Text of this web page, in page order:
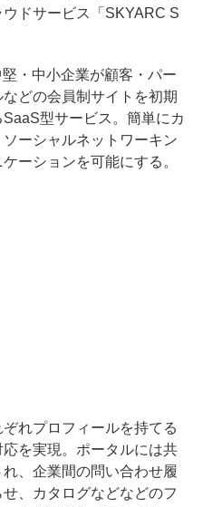
ドサービス「SKYARC S
・中小企業が顧客・パー
どの会員制サイトを初期
型サービス。簡単にカ
ーシャルネットワーキン
ーションを可能にする。
れプロフィールを持てる
を実現。ポータルには共
、企業間の問い合わせ履
、カタログなどなどのフ